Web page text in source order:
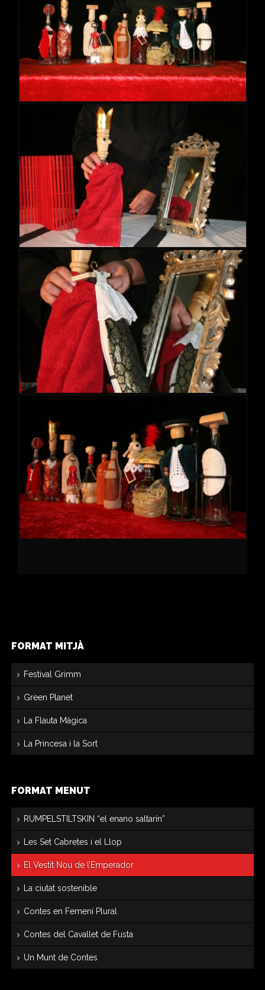
FORMAT MITJÀ
Festival Grimm
Green Planet
La Flauta Màgica
La Princesa i la Sort
FORMAT MENUT
RUMPELSTILTSKIN “el enano saltarín”
Les Set Cabretes i el Llop
El Vestit Nou de l’Emperador
La ciutat sostenible
Contes en Femení Plural
Contes del Cavallet de Fusta
Un Munt de Contes